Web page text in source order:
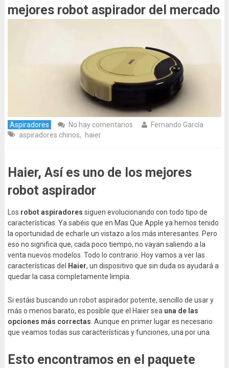
mejores robot aspirador del mercado
Aspiradores No hay comentarios
Fernando García
aspiradores chinos, haier
Haier, Así es uno de los mejores
robot aspirador
Los robot aspiradores siguen evolucionando con todo tipo de
características. Ya sabéis que en Mas Que Apple ya hemos tenido
la oportunidad de echarle un vistazo a los más interesantes. Pero
eso no significa que, cada poco tiempo, no vayan saliendo a la
venta nuevos modelos. Todo lo contrario. Hoy vamos a ver las
características del
Haier, un dispositivo que sin duda os ayudará a
quedar la casa completamente limpia.
Si estáis buscando un robot aspirador potente, sencillo de usar y
más o menos barato, es posible que el Haier sea una de las
opciones más correctas . Aunque en primer lugar es necesario
que veamos todas sus características y funciones, una por una.
Esto encontramos en el paquete